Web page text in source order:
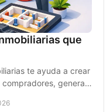
que
te ayuda a crear
generan